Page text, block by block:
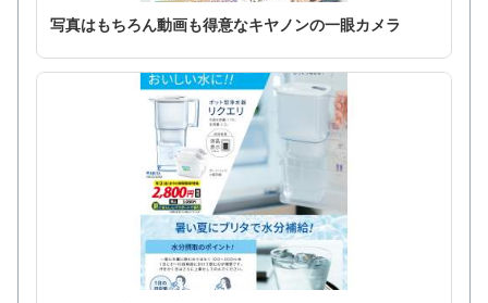
写真はもちろん動画も得意なキヤノンの一眼カメラ